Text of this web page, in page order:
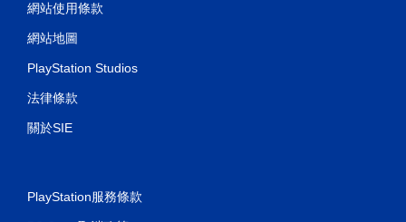
網站使用條款
網站地圖
PlayStation Studios
法律條款
關於SIE
PlayStation服務條款